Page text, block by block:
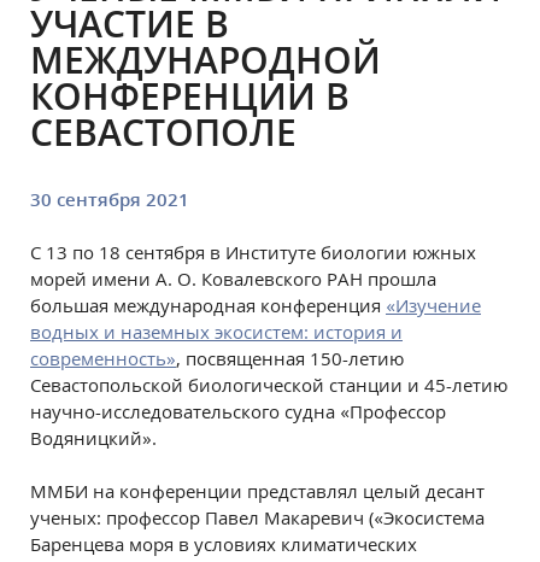
УЧАСТИЕ В
МЕЖДУНАРОДНОЙ
КОНФЕРЕНЦИИ В
СЕВАСТОПОЛЕ
30 сентября 2021
С 13 по 18 сентября в Институте биологии южных
морей имени А. О. Ковалевского РАН прошла
большая международная конференция «Изучение
водных и наземных экосистем: история и
современность», посвященная 150-летию
Севастопольской биологической станции и 45-летию
научно-исследовательского судна «Профессор
Водяницкий».
ММБИ на конференции представлял целый десант
ученых: профессор Павел Макаревич («Экосистема
Баренцева моря в условиях климатических